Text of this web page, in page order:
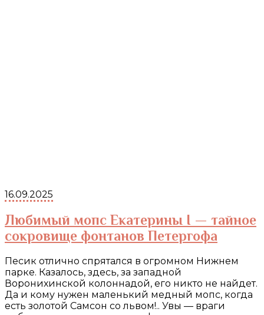
16.09.2025
Любимый мопс Екатерины I — тайное
сокровище фонтанов Петергофа
Песик отлично спрятался в огромном Нижнем
парке. Казалось, здесь, за западной
Воронихинской колоннадой, его никто не найдет.
Да и кому нужен маленький медный мопс, когда
есть золотой Самсон со львом!.. Увы — враги